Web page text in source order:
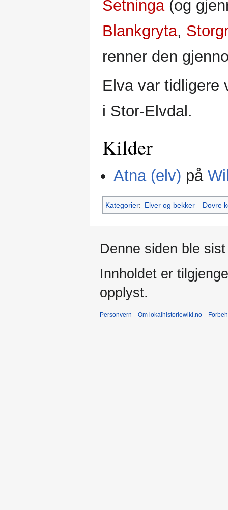
Setninga(og
Blankgryta,
renner den
Elva var tidligere
i Stor-Elvdal.
Kilder
Atna (elv) på
Kategorier: Elver og bekker Dovre
Denne siden ble
Innholdet er
opplyst.
Personvern Om lokalhistoriewiki.no